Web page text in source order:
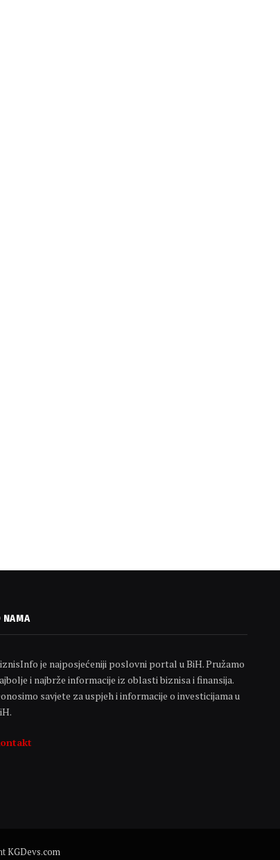
NAMA
je najposjećeniji poslovni portal u BiH. Pružamo
i najbrže informacije iz oblasti biznisa i finansija.
savjete za uspjeh i informacije o investicijama u
KGDevs.com